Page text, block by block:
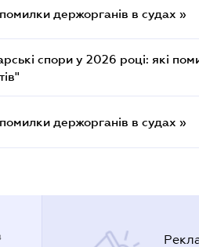
держорганів в судах »
спори у 2026 році: які
держорганів в судах »